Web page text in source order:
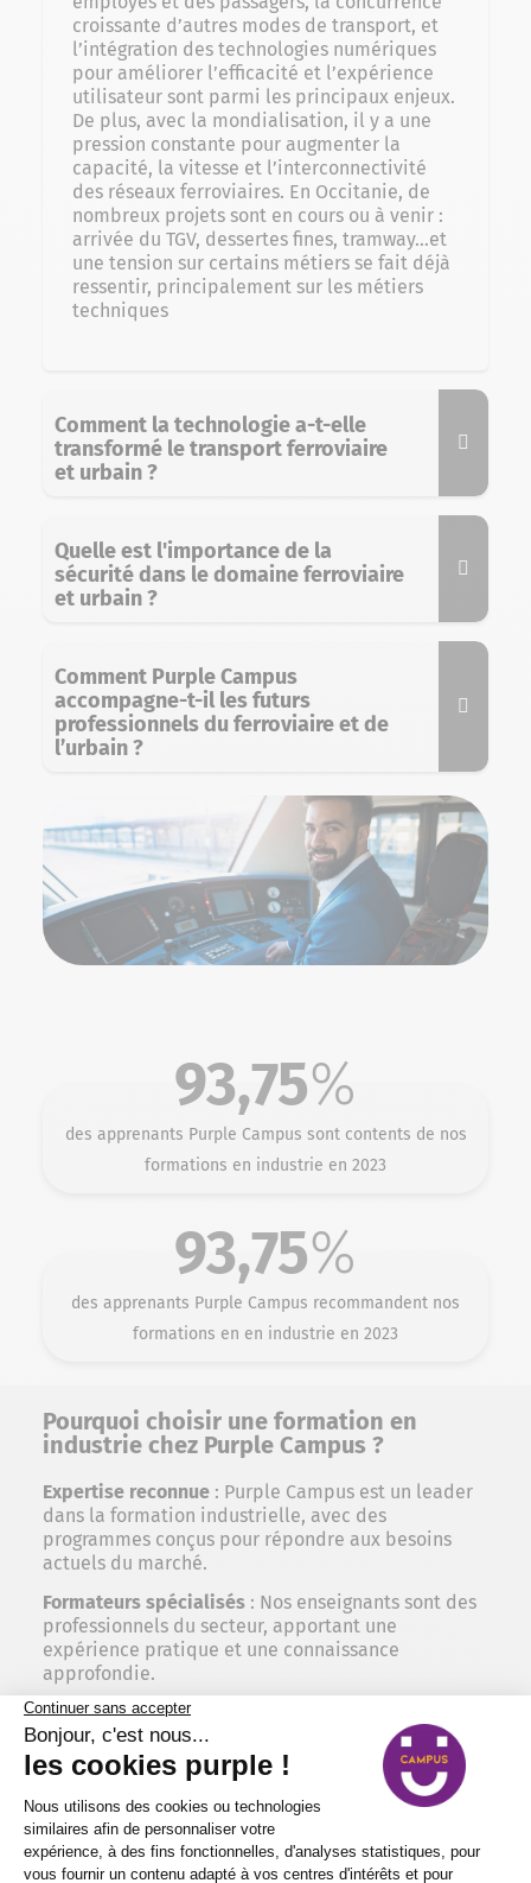
croissante d’autres modes de transport, et
l’intégration des technologies numériques
pour améliorer l’efficacité et l’expérience
utilisateur sont parmi les principaux enjeux.
De plus, avec la mondialisation, il y a une
pression constante pour augmenter la
capacité, la vitesse et l’interconnectivité
des réseaux ferroviaires. En Occitanie, de
nombreux projets sont en cours ou à venir :
arrivée du TGV, dessertes fines, tramway…et
une tension sur certains métiers se fait déjà
ressentir, principalement sur les métiers
techniques
Comment la technologie a-t-elle
transformé le transport ferroviaire
et urbain ?
Quelle est l'importance de la
sécurité dans le domaine ferroviaire
et urbain ?
Comment Purple Campus
accompagne-t-il les futurs
professionnels du ferroviaire et de
l’urbain ?
93,75%
des apprenants Purple Campus sont contents de nos
formations en industrie en 2023
93,75%
des apprenants Purple Campus recommandent nos
formations en en industrie en 2023
Pourquoi choisir une formation en
industrie chez Purple Campus ?
Expertise reconnue : Purple Campus est un leader
dans la formation industrielle, avec des
programmes conçus pour répondre aux besoins
actuels du marché.
Formateurs spécialisés : Nos enseignants sont des
professionnels du secteur, apportant une
expérience pratique et une connaissance
approfondie.
Installations modernes
d’installations de pointe pour offrir une expérience
d’apprentissage pratique et immersive.
Réseau étendu: Grâce à nos partenariats avec des
entreprises et des institutions clés, nous offrons
des opportunités de stages et d’emplois à nos
apprentis.